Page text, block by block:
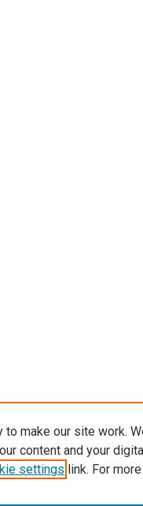
make our site work.
content and your
settings link. For